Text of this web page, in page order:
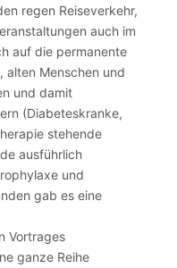
regen Reiseverkehr,
auch im
auf die permanente
alten Menschen und
und damit
(Diabeteskranke,
stehende
ausführlich
und
gab es eine
Vortrages
ganze Reihe